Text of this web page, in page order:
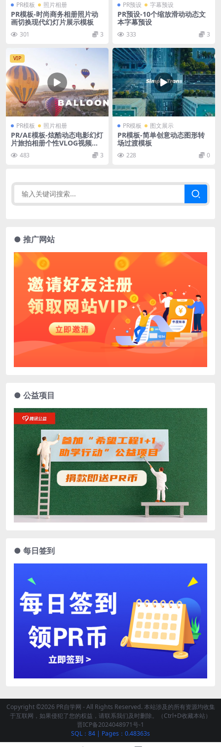
PR模板 照片相册
PR模板-时尚商务相册照片动
画切换现代幻灯片展示模板
301 3
PR预设 字幕预设
PR预设-10个缩放滑动动态文
本字幕预设
333 3
VIP
PR模板 照片相册
PR/AE模板-炫酷动态电影幻灯
片旅拍相册个性VLOG视频模
板 483 3
PR模板 图文展示
PR模板-简单创意动态图形转
场过渡模板
228 0
● 推广网站
● 公益项目
● 每日签到
Copyright ©2026 PR自学网 - All Rights Reserved. 本站涉及的所有资源均收集
于互联网，如果侵犯了您的权益，请联系我们及时删除。（Ctrl+D收藏本站）
晋ICP备2024048971号-1
SQL：84 | Pages：0.48363s